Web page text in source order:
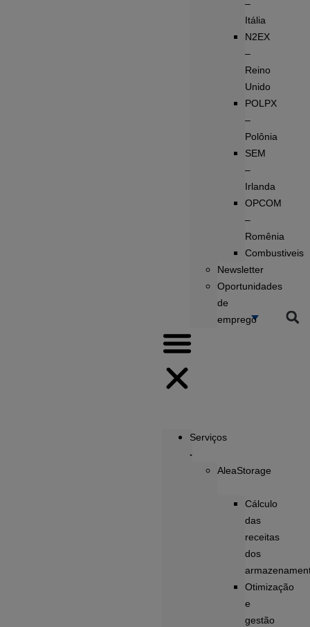
–
Itália
N2EX
–
Reino
Unido
POLPX
–
Polônia
SEM
–
Irlanda
OPCOM
–
Romênia
Combustiveis
Newsletter
Oportunidades
de
emprego
Serviços
AleaStorage
Cálculo
das
receitas
dos
Otimização
e
gestão